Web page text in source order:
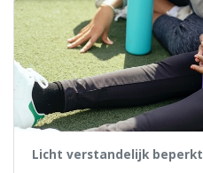
Licht verstandelijk beperkt